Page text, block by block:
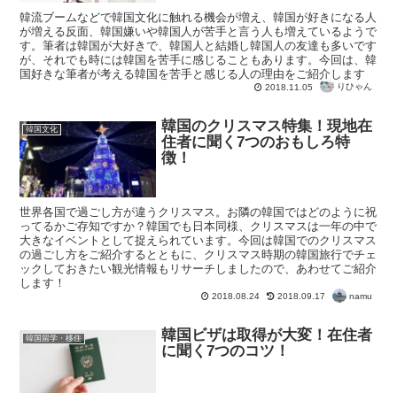
韓流ブームなどで韓国文化に触れる機会が増え、韓国が好きになる人
が増える反面、韓国嫌いや韓国人が苦手と言う人も増えているようで
す。筆者は韓国が大好きで、韓国人と結婚し韓国人の友達も多いです
が、それでも時には韓国を苦手に感じることもあります。今回は、韓
国好きな筆者が考える韓国を苦手と感じる人の理由をご紹介します
2018.11.05 りひゃん
韓国文化
韓国のクリスマス特集！現地在
住者に聞く7つのおもしろ特
徴！
世界各国で過ごし方が違うクリスマス。お隣の韓国ではどのように祝
ってるかご存知ですか？韓国でも日本同様、クリスマスは一年の中で
大きなイベントとして捉えられています。今回は韓国でのクリスマス
の過ごし方をご紹介するとともに、クリスマス時期の韓国旅行でチェ
ックしておきたい観光情報もリサーチしましたので、あわせてご紹介
します！
2018.08.24 2018.09.17 namu
韓国留学・移住
韓国ビザは取得が大変！在住者
に聞く7つのコツ！